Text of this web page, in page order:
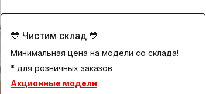
💙 Чистим склад 💙
Минимальная цена на модели со склада!
* для розничных заказов
Акционные модели